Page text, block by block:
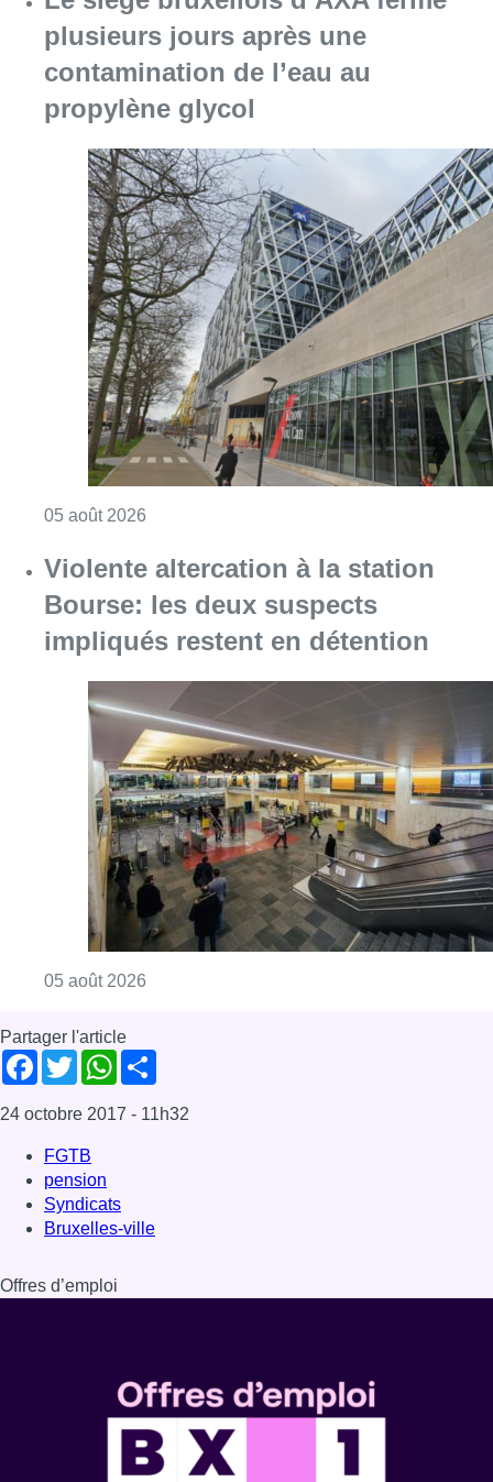
plusieurs jours après une
contamination de l’eau au
propylène glycol
05 août 2026
Violente altercation à la station
Bourse: les deux suspects
impliqués restent en détention
05 août 2026
Partager l'article
Facebook
TwitterWhatsApp
24 octobre 2017 - 11h32
FGTB
pension
Syndicats
Bruxelles-ville
Offres d’emploi